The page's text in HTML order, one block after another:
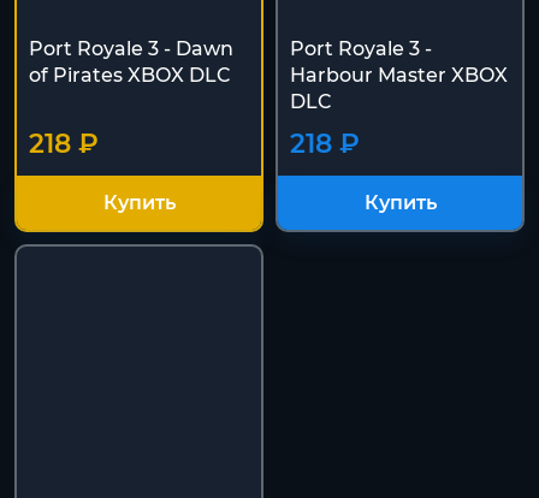
Port Royale 3 - Dawn
of Pirates XBOX DLC
218 ₽
Купить
Port Royale 3 -
Harbour Master XBOX
DLC
218 ₽
Купить